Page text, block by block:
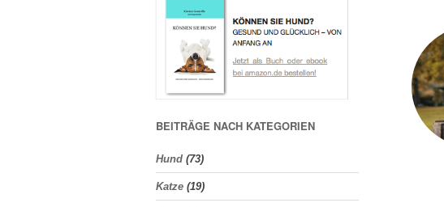
BEITRÄGE NACH KATEGORIEN
Hund (73)
Katze (19)